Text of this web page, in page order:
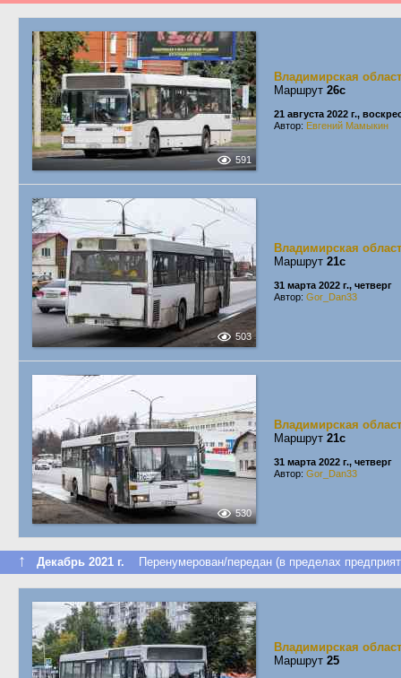
591
Владимирская
Маршрут 26с
21 августа 2022 г.,
Автор: Евгений Мамыкин
503
Владимирская
Маршрут 21с
31 марта 2022 г., четверг
Автор: Gor_Dan33
530
Владимирская
Маршрут 21с
31 марта 2022 г., четверг
Автор: Gor_Dan33
↑ Декабрь 2021 г. Перенумерован/передан (в пределах
Владимирская
Маршрут 25